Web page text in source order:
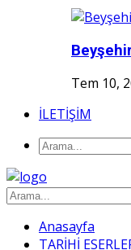
Tem 10,
İLETİŞİM
Anasayfa
TARİHİ